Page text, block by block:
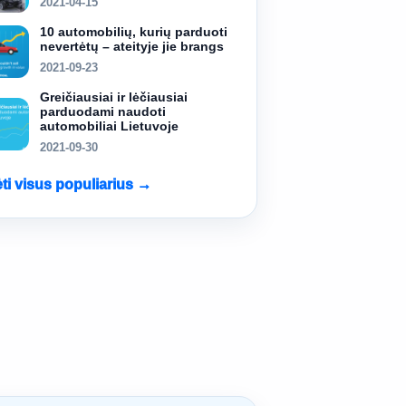
10 automobilių, kurių parduoti
nevertėtų – ateityje jie brangs
2021-09-23
Greičiausiai ir lėčiausiai
parduodami naudoti
automobiliai Lietuvoje
2021-09-30
visus populiarius →